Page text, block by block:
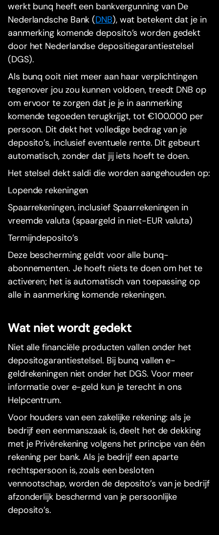
werkt bunq heeft een bankvergunning van De
Nederlandsche Bank (DNB), wat betekent dat je in
aanmerking komende deposito’s worden gedekt
door het Nederlandse depositiegarantiestelsel
(DGS).
Als bunq ooit niet meer aan haar verplichtingen
tegenover jou zou kunnen voldoen, treedt DNB op
om ervoor te zorgen dat je je in aanmerking
komende tegoeden terugkrijgt, tot €100.000 per
persoon. Dit dekt het volledige bedrag van je
deposito’s, inclusief eventuele rente. Dit gebeurt
automatisch, zonder dat jij iets hoeft te doen.
Het stelsel dekt saldi die worden aangehouden op:
Lopende rekeningen
Spaarrekeningen, inclusief Spaarrekeningen in
vreemde valuta (spaargeld in niet-EUR valuta)
Termijndeposito’s
Deze bescherming geldt voor alle bunq-
abonnementen. Je hoeft niets te doen om het te
activeren; het is automatisch van toepassing op
alle in aanmerking komende rekeningen.
Wat niet wordt gedekt
Niet alle financiële producten vallen onder het
depositogarantiestelsel. Bij bunq vallen e-
geldrekeningen niet onder het DGS. Voor meer
informatie over e-geld kun je terecht in ons
Helpcentrum.
Voor houders van een zakelijke rekening: als je
bedrijf een eenmanszaak is, deelt het de dekking
met je Privérekening volgens het principe van één
rekening per bank. Als je bedrijf een aparte
rechtspersoon is, zoals een besloten
vennootschap, worden de deposito’s van je bedrijf
afzonderlijk beschermd van je persoonlijke
deposito’s.